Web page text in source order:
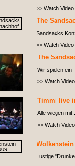
>> Watch Video
The
Sandsacks
>> Watch Video
The
Wir spielen
>> Watch Video
Timmi live
Alle wiegen mit
>> Watch Video
Wolkenstein
Lustige